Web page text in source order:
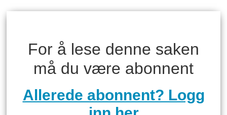
For å lese denne saken
må du være abonnent
Allerede abonnent? Logg